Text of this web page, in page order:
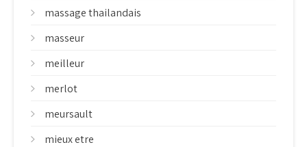
massage thailandais
masseur
meilleur
merlot
meursault
mieux etre